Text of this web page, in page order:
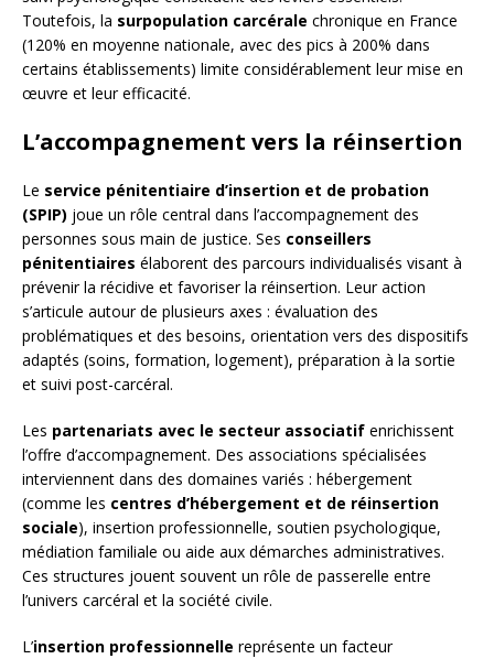
Toutefois, la surpopulation carcérale chronique en France
(120% en moyenne nationale, avec des pics à 200% dans
certains établissements) limite considérablement leur mise en
œuvre et leur efficacité.
L’accompagnement vers la réinsertion
Le service pénitentiaire d’insertion et de probation
(SPIP) joue un rôle central dans l’accompagnement des
personnes sous main de justice. Ses conseillers
pénitentiaires élaborent des parcours individualisés visant à
prévenir la récidive et favoriser la réinsertion. Leur action
s’articule autour de plusieurs axes : évaluation des
problématiques et des besoins, orientation vers des dispositifs
adaptés (soins, formation, logement), préparation à la sortie
et suivi post-carcéral.
Les partenariats avec le secteur associatif enrichissent
l’offre d’accompagnement. Des associations spécialisées
interviennent dans des domaines variés : hébergement
(comme les centres d’hébergement et de réinsertion
sociale), insertion professionnelle, soutien psychologique,
médiation familiale ou aide aux démarches administratives.
Ces structures jouent souvent un rôle de passerelle entre
l’univers carcéral et la société civile.
L’insertion professionnelle représente un facteur